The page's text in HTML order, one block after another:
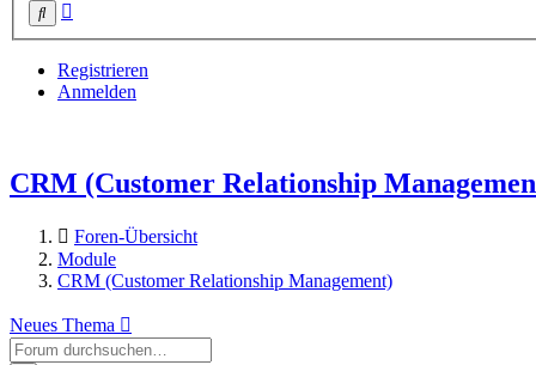
Suche
Registrieren
Anmelden
CRM (Customer Relationship
Foren-Übersicht
Module
CRM (Customer Relationship Management)
Neues Thema